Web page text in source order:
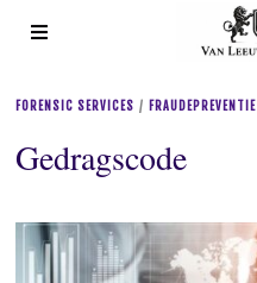
FORENSIC SERVICES / FRAUDEPREVENTIE
Gedragscode